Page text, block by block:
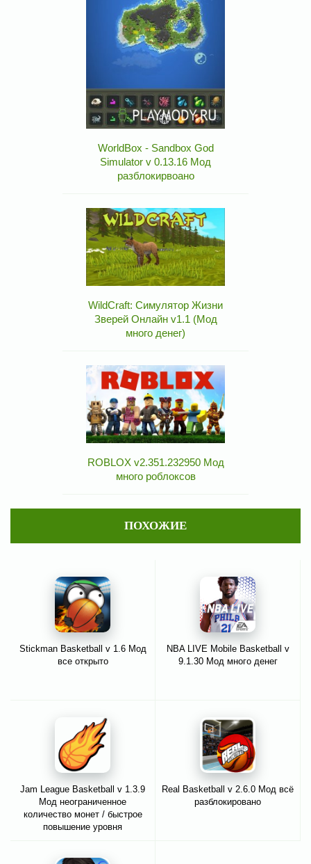
WorldBox - Sandbox God
Simulator v 0.13.16 Мод
разблокирвоано
WildCraft: Симулятор Жизни
Зверей Онлайн v1.1 (Мод
много денег)
ROBLOX v2.351.232950 Мод
много роблоксов
ПОХОЖИЕ
Stickman Basketball v 1.6 Мод
все открыто
NBA LIVE Mobile Basketball v
9.1.30 Мод много денег
Jam League Basketball v 1.3.9
Мод неограниченное
количество монет / быстрое
повышение уровня
Real Basketball v 2.6.0 Мод всё
разблокировано